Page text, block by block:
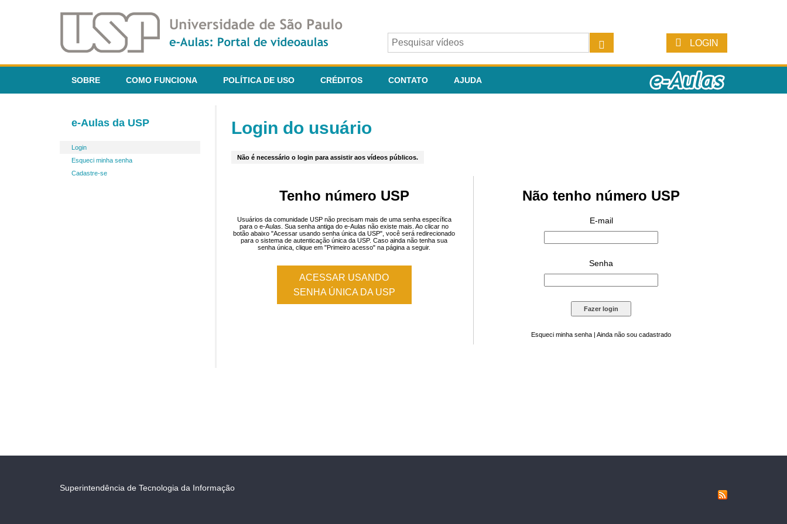
LOGIN
SOBRE COMO FUNCIONA POLÍTICA DE USO CRÉDITOS CONTATO AJUDA
e-Aulas da USP
Login
Esqueci minha senha
Cadastre-se
Login do usuário
Não é necessário o login para assistir aos vídeos públicos.
Tenho número USP
Usuários da comunidade USP não precisam mais de uma senha específica
para o e-Aulas. Sua senha antiga do e-Aulas não existe mais. Ao clicar no
botão abaixo "Acessar usando senha única da USP", você será redirecionado
para o sistema de autenticação única da USP. Caso ainda não tenha sua
senha única, clique em "Primeiro acesso" na página a seguir.
ACESSAR USANDO
SENHA ÚNICA DA USP
Não tenho número USP
E-mail
Senha
Esqueci minha senha | Ainda não sou cadastrado
Superintendência de Tecnologia da Informação